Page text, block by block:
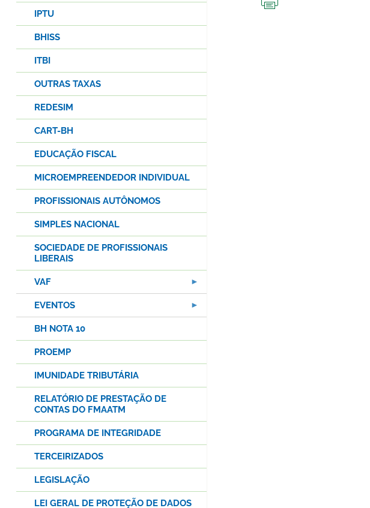
IPTU
BHISS
ITBI
OUTRAS TAXAS
REDESIM
CART-BH
EDUCAÇÃO FISCAL
MICROEMPREENDEDOR INDIVIDUAL
PROFISSIONAIS AUTÔNOMOS
SIMPLES NACIONAL
SOCIEDADE DE PROFISSIONAIS
LIBERAIS
VAF
EVENTOS
BH NOTA 10
PROEMP
IMUNIDADE TRIBUTÁRIA
RELATÓRIO DE PRESTAÇÃO DE
CONTAS DO FMAATM
PROGRAMA DE INTEGRIDADE
TERCEIRIZADOS
LEGISLAÇÃO
LEI GERAL DE PROTEÇÃO DE DADOS